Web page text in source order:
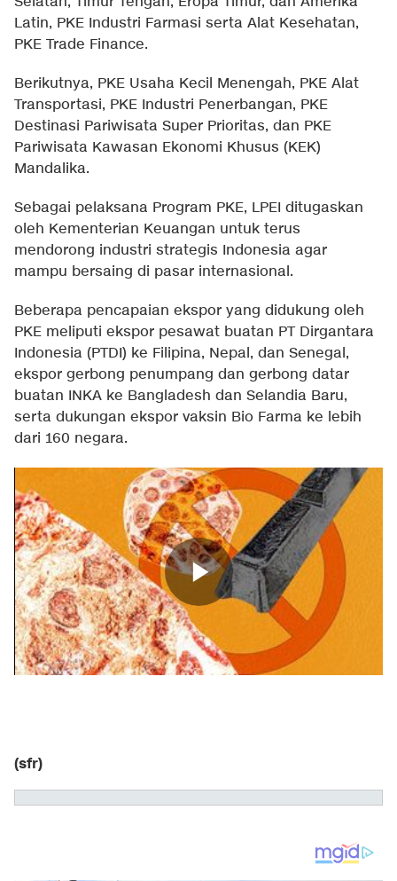
Latin, PKE Industri Farmasi serta Alat Kesehatan,
PKE Trade Finance.
Berikutnya, PKE Usaha Kecil Menengah, PKE Alat
Transportasi, PKE Industri Penerbangan, PKE
Destinasi Pariwisata Super Prioritas, dan PKE
Pariwisata Kawasan Ekonomi Khusus (KEK)
Mandalika.
Sebagai pelaksana Program PKE, LPEI ditugaskan
oleh Kementerian Keuangan untuk terus
mendorong industri strategis Indonesia agar
mampu bersaing di pasar internasional.
Beberapa pencapaian ekspor yang didukung oleh
PKE meliputi ekspor pesawat buatan PT Dirgantara
Indonesia (PTDI) ke Filipina, Nepal, dan Senegal,
ekspor gerbong penumpang dan gerbong datar
buatan INKA ke Bangladesh dan Selandia Baru,
serta dukungan ekspor vaksin Bio Farma ke lebih
dari 160 negara.
(sfr)